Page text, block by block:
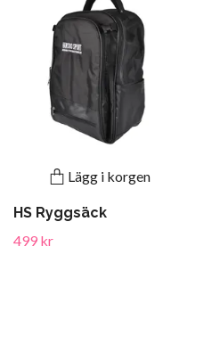
Lägg i korgen
HS Ryggsäck
499 kr